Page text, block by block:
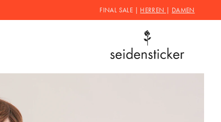
FINAL SALE | HERREN DAMEN